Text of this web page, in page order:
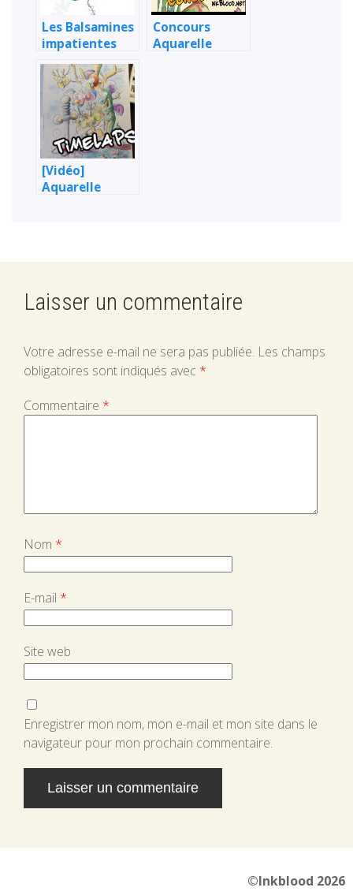
Les Balsamines
impatientes
(stade
embryonnaire)
Concours
Aquarelle
[Vidéo]
Aquarelle
Laisser un commentaire
Votre adresse e-mail ne sera pas publiée. Les champs
obligatoires sont indiqués avec *
Commentaire *
Nom *
E-mail *
Site web
Enregistrer mon nom, mon e-mail et mon site dans le
navigateur pour mon prochain commentaire.
©Inkblood 2026